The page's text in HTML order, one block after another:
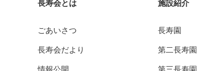
長寿会とは
ごあいさつ
長寿会だより
情報公開
施設紹介
長寿園
第二長寿園
第三長寿園